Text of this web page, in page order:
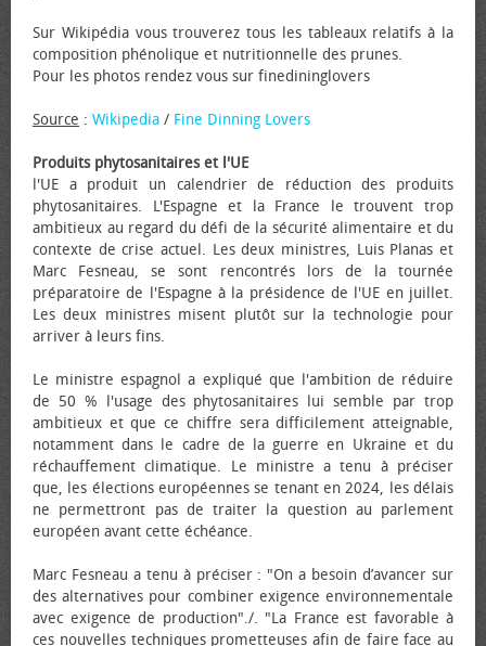
Sur Wikipédia vous trouverez tous les tableaux relatifs à la
composition phénolique et nutritionnelle des prunes.
Pour les photos rendez vous sur finedininglovers
Source : Wikipedia / Fine Dinning Lovers
Produits phytosanitaires et l'UE
l'UE a produit un calendrier de réduction des produits
phytosanitaires. L'Espagne et la France le trouvent trop
ambitieux au regard du défi de la sécurité alimentaire et du
contexte de crise actuel. Les deux ministres, Luis Planas et
Marc Fesneau, se sont rencontrés lors de la tournée
préparatoire de l'Espagne à la présidence de l'UE en juillet.
Les deux ministres misent plutôt sur la technologie pour
arriver à leurs fins.
Le ministre espagnol a expliqué que l'ambition de réduire
de 50 % l'usage des phytosanitaires lui semble par trop
ambitieux et que ce chiffre sera difficilement atteignable,
notamment dans le cadre de la guerre en Ukraine et du
réchauffement climatique. Le ministre a tenu à préciser
que, les élections européennes se tenant en 2024, les délais
ne permettront pas de traiter la question au parlement
européen avant cette échéance.
Marc Fesneau a tenu à préciser : "On a besoin d’avancer sur
des alternatives pour combiner exigence environnementale
avec exigence de production"./. "La France est favorable à
ces nouvelles techniques prometteuses afin de faire face au